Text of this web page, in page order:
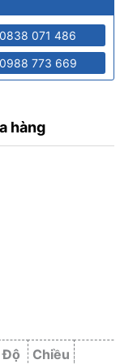
0838 071 486
0988 773 669
hàng
Độ
Chiều